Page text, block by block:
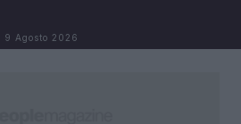
9 Agosto 2026